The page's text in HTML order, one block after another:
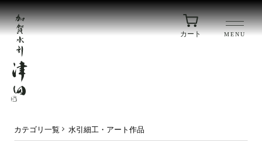
MENU
カート
カテゴリ一覧 水引細工・アート作品